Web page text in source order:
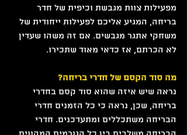
מפעילות צוות מגבשת וכיפית של חדר
בריחה, המגיע אליכם לפעילות ייחודית של
משחקי אתגר מגבשים. אם זה משהו שעדין
לא הכרתם, אז כדאי מאוד שתכירו.
מה סוד הקסם של חדרי בריחה?
נראה שיש איזה שהוא סוד קסם בחדרי
בריחה, שכן, נראה כי כל הזמנים חדרי
הבריחה משתכללים ומתעדכנים. חדרי